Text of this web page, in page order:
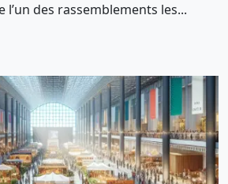
l’un des rassemblements les...